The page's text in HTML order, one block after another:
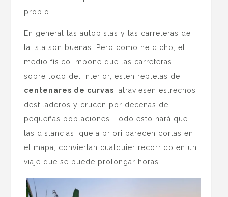
propio.
En general las autopistas y las carreteras de
la isla son buenas. Pero como he dicho, el
medio físico impone que las carreteras,
sobre todo del interior, estén repletas de
centenares de curvas , atraviesen estrechos
desfiladeros y crucen por decenas de
pequeñas poblaciones. Todo esto hará que
las distancias, que a priori parecen cortas en
el mapa, conviertan cualquier recorrido en un
viaje que se puede prolongar horas.